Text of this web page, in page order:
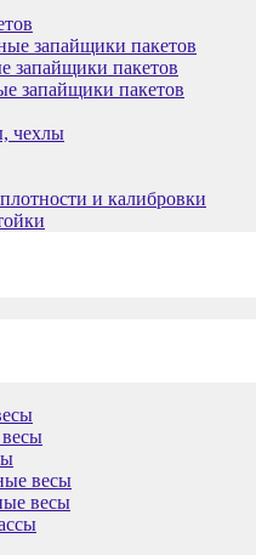
запайщики пакетов
запайщики пакетов
запайщики пакетов
чехлы
и калибровки
весы
весы